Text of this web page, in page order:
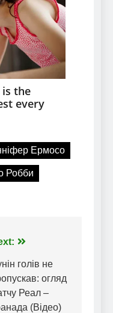
Ермосо
Робби
голів не
огляд
Реал –
(Відео)